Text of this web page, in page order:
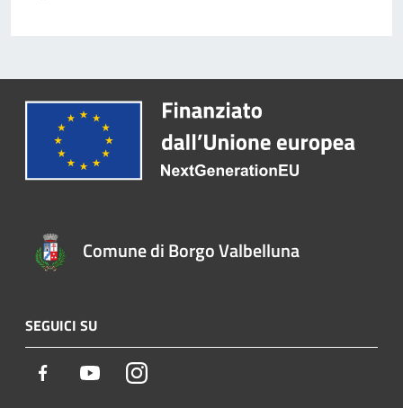
Comune di Borgo Valbelluna
SEGUICI SU
Facebook YoutubeInstagram